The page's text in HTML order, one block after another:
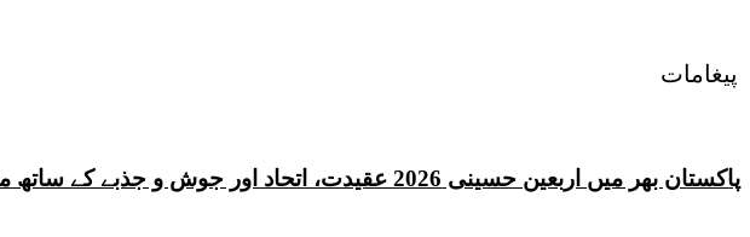
پیغامات
پاکستان بھر میں اربعین حسینی 2026 عقیدت، اتحاد اور جوش و جذبے کے ساتھ منایا گیا، لاکھوں عزادار جلوسوں میں شریک